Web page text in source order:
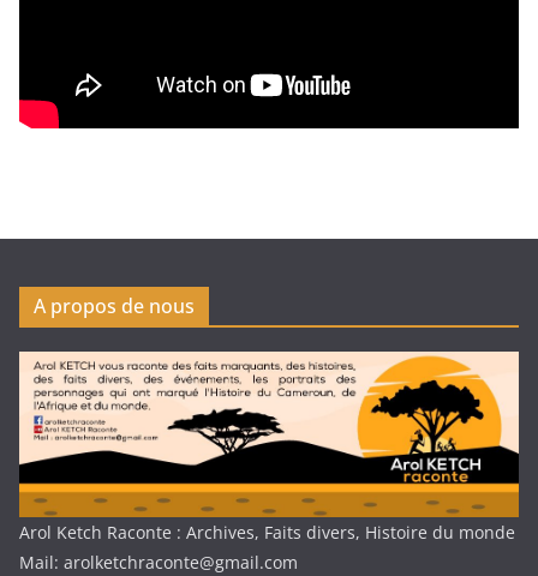
A propos de nous
Arol Ketch Raconte : Archives, Faits divers, Histoire du monde
Mail: arolketchraconte@gmail.com